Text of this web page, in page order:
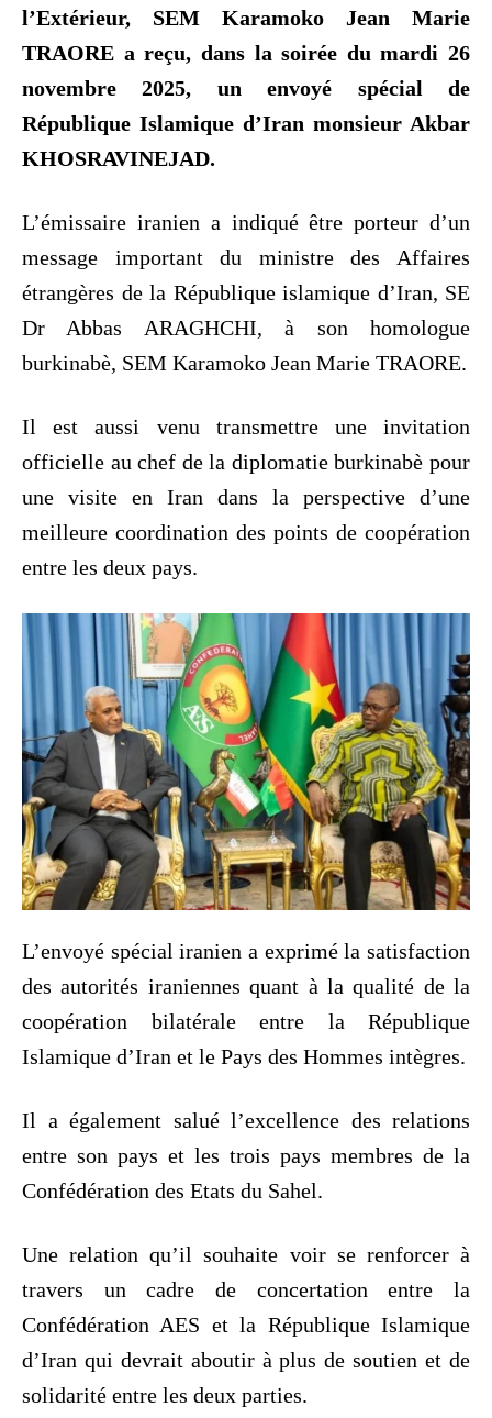
l’Extérieur, SEM Karamoko Jean Marie
TRAORE a reçu, dans la soirée du mardi 26
novembre 2025, un envoyé spécial de
République Islamique d’Iran monsieur Akbar
KHOSRAVINEJAD.
L’émissaire iranien a indiqué être porteur d’un
message important du ministre des Affaires
étrangères de la République islamique d’Iran, SE
Dr Abbas ARAGHCHI, à son homologue
burkinabè, SEM Karamoko Jean Marie TRAORE.
Il est aussi venu transmettre une invitation
officielle au chef de la diplomatie burkinabè pour
une visite en Iran dans la perspective d’une
meilleure coordination des points de coopération
entre les deux pays.
L’envoyé spécial iranien a exprimé la satisfaction
des autorités iraniennes quant à la qualité de la
coopération bilatérale entre la République
Islamique d’Iran et le Pays des Hommes intègres.
Il a également salué l’excellence des relations
entre son pays et les trois pays membres de la
Confédération des Etats du Sahel.
Une relation qu’il souhaite voir se renforcer à
travers un cadre de concertation entre la
Confédération AES et la République Islamique
d’Iran qui devrait aboutir à plus de soutien et de
solidarité entre les deux parties.